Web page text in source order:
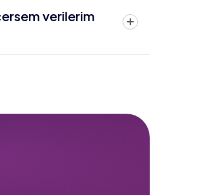
verilerim